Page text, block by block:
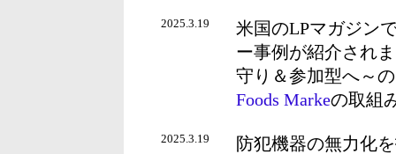
2025.3.19
米国のLPマガジン
ー事例が紹介され
守り＆参加型へ～
Foods Markeの取組
2025.3.19
防犯機器の無力化